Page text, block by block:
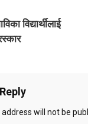
विद्यार्थीलाई
will not be